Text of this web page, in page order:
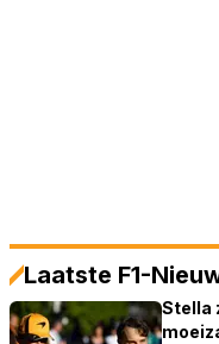
Laatste F1-
Stella